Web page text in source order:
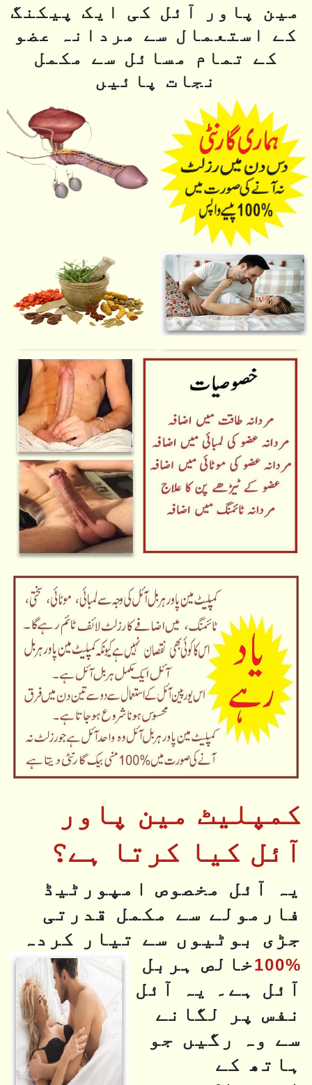
مین پاور آئل کی ایک پیکنگ
کے استعمال سے مردانہ عضو
کے تمام مسائل سے مکمل
نجات پائیں
کمپلیٹ مین پاور
آئل کیا کرتا ہے؟
یہ آئل مخصوص امپورٹیڈ
فارمولے سے مکمل قدرتی
جڑی بوٹیوں سے تیار کردہ
%100
خالص ہربل
آئل ہے۔ یہ آئل
نفس پر لگانے
سے وہ رگیں جو
ہاتھ کے